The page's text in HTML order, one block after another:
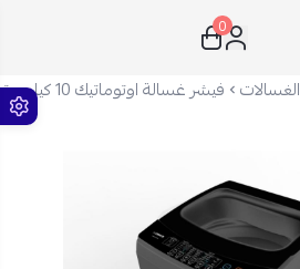
0
الغسالات فيشر غسالة اوتوماتيك 10 كيلو - تحميل علوي - فضي - FAWMT-M100G